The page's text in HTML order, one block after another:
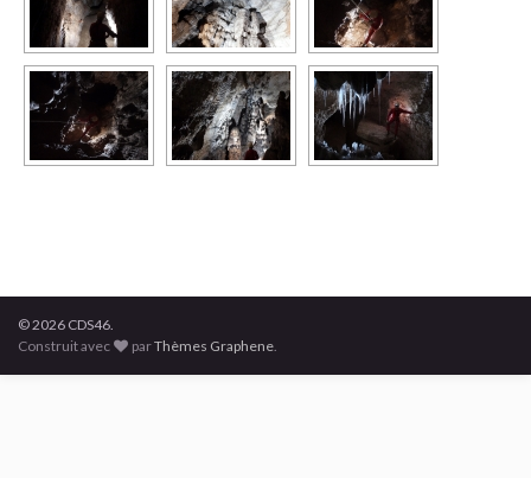
© 2026 CDS46.
Construit avec
parThèmes Graphene